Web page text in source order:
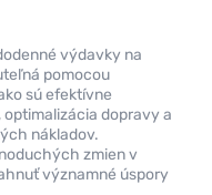
výdavky na
pomocou
sú efektívne
dopravy a
nákladov.
zmien v
významné úspory